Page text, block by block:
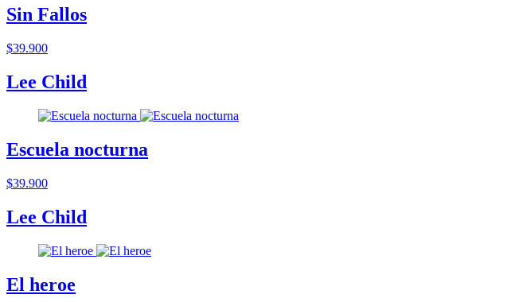
Sin Fallos
$39.900
Lee Child
Escuela nocturna
$39.900
Lee Child
El heroe